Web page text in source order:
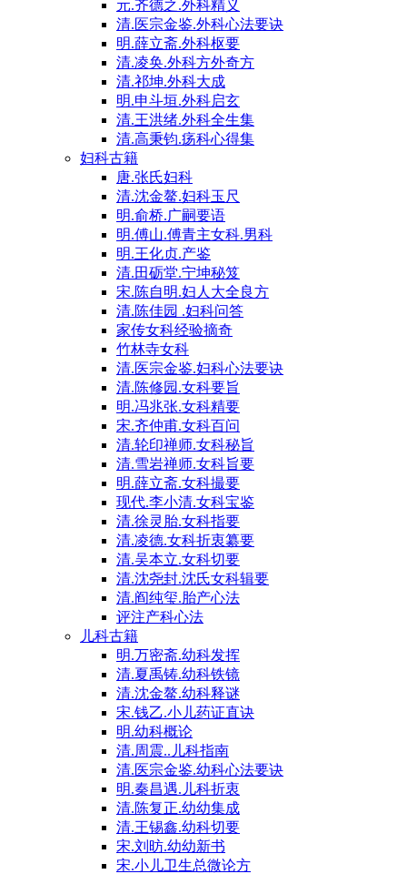
元.齐德之.外科精义
清.医宗金鉴.外科心法要诀
明.薛立斋.外科枢要
清.凌奂.外科方外奇方
清.祁坤.外科大成
明.申斗垣.外科启玄
清.王洪绪.外科全生集
清.高秉钧.疡科心得集
妇科古籍
唐.张氏妇科
清.沈金鳌.妇科玉尺
明.俞桥.广嗣要语
明.傅山.傅青主女科.男科
明.王化贞.产鉴
清.田砺堂.宁坤秘笈
宋.陈自明.妇人大全良方
清.陈佳园 .妇科问答
家传女科经验摘奇
竹林寺女科
清.医宗金鉴.妇科心法要诀
清.陈修园.女科要旨
明.冯兆张.女科精要
宋.齐仲甫.女科百问
清.轮印禅师.女科秘旨
清.雪岩禅师.女科旨要
明.薛立斋.女科撮要
现代.李小清.女科宝鉴
清.徐灵胎.女科指要
清.凌德.女科折衷纂要
清.吴本立.女科切要
清.沈尧封.沈氏女科辑要
清.阎纯玺.胎产心法
评注产科心法
儿科古籍
明.万密斋.幼科发挥
清.夏禹铸.幼科铁镜
清.沈金鳌.幼科释谜
宋.钱乙.小儿药证直诀
明.幼科概论
清.周震..儿科指南
清.医宗金鉴.幼科心法要诀
明.秦昌遇.儿科折衷
清.陈复正.幼幼集成
清.王锡鑫.幼科切要
宋.刘昉.幼幼新书
宋.小儿卫生总微论方